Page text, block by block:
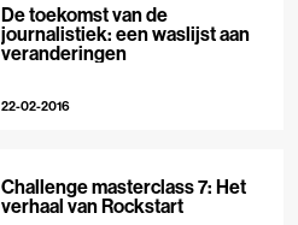
De toekomst van de
journalistiek: een waslijst aan
veranderingen
22-02-2016
Challenge masterclass 7: Het
verhaal van Rockstart